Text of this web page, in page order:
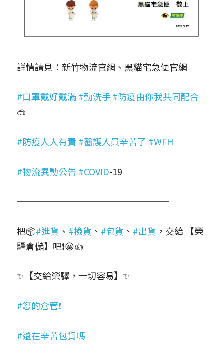
詳情請見：新竹物流官網、黑貓宅急便官網
#口罩戴好戴滿#勤洗手#防疫由你我共同配合
🥽
#防疫人人有責 #醫護人員辛苦了 #WFH
#物流異動公告 #COVID-19
─────────────────
把📦#進貨 、 #撿貨 、 #包貨 、 #出貨 ，交給 【榮
驛倉儲】吧❗😀👍
✨【交給榮驛，一切容易】✨
#您的倉管❗
#還在辛苦包貨嗎